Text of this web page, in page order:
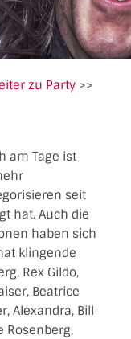
zu Party >>
am Tage ist
seit
hat. Auch die
haben sich
klingende
Rex Gildo,
Beatrice
Alexandra, Bill
Rosenberg,